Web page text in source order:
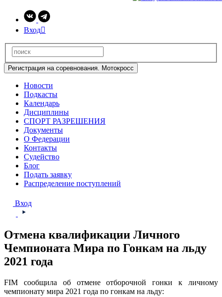
Вход
Регистрация на соревнования. Мотокросс
Новости
Подкасты
Календарь
Дисциплины
СПОРТ РАЗРЕШЕНИЯ
Документы
О Федерации
Контакты
Судейство
Блог
Подать заявку
Распределение поступлений
Вход
Отмена квалификации Личного
Чемпионата Мира по Гонкам на льду
2021 года
FIM сообщила об отмене отборочной гонки к личному
чемпионату мира 2021 года по гонкам на льду: